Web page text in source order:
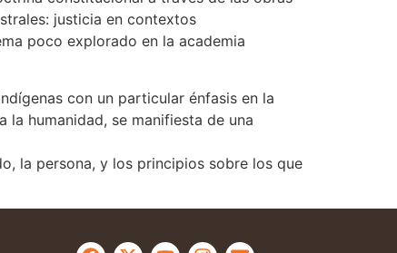
justicia en contextos
poco explorado en la academia
con un particular énfasis en la
humanidad, se manifiesta de una
la persona, y los principios sobre los que